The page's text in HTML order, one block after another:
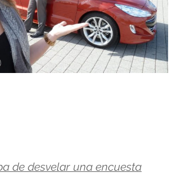
de desvelar una encuesta